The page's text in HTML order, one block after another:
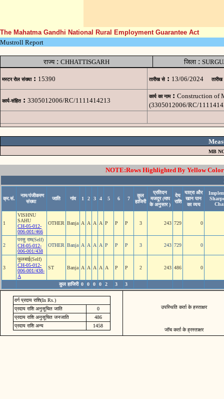
The Mahatma Gandhi National Rural Employment Guarantee Act
Mustroll Report
राज्य: CHHATTISGARH जिला :
मस्टर रोल संख्या : 15390 तारीख से : 13/06/2024 तारीख
कार्य-संहित : 3305012006/RC/1111414213
कार्य का नाम : Construction of
(3305012006/RC/
MB
NOTE:Rows Highlighted By Yellow
क्र.सं.
नाम/पंजीकरण
संख्या
जाति गांव 1 2 3 4 5 6 7
कुल
हाजिरी
प्रतिदन
मजदूर (माप
के अनुसार )
देय
राशि
यात्रा और
खान पान
का व्यय
1
VISHNU
SAHU
CH-05-012-
006-001/466
OTHER Banja A A A A P P P 3 243 729 0
2
परसु राम(Self)
CH-05-012-
006-001/438
OTHER Banja A A A A P P P 3 243 729 0
3
फुलबाई(Self)
CH-05-012-
006-001/438-
A
ST Banja A A A A A P P 2 243 486 0
कुल हाजिरी 0 0 0 0 2 3 3
वर्ग प्रदाय राशि(In Rs.)
प्रदाय राशि अनुसूचित जाति
0
प्रदाय राशि अनुसूचित जनजाति
486
प्रदाय राशि अन्य
1458
उपस्थिति कर्ता के हस्ताक्षर
जॉच कर्ता के ह्रस्ताक्षर